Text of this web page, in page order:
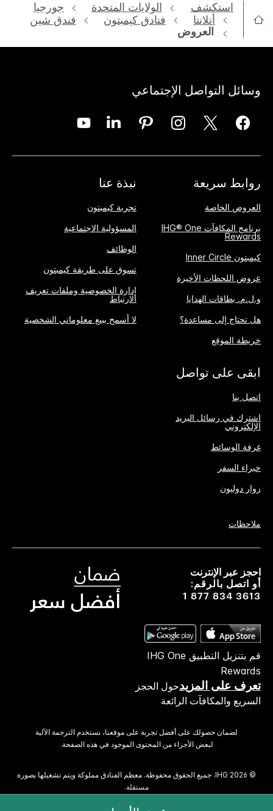
استكشف الولايات المتحدة
جورجيا
أتلانتا
فنادق كيمبتون
فندق شين
العروض
وسائل التواصل الإجتماعي
روابط سريعة
العروض الخاصة
برنامج المكافآت IHG® One
Rewards
كيمبتون Inner Circle
عروض اللحظات الأخيرة
و.ل.م. بطاقات الهدايا
هل تحتاج إلى مساعدة؟
خريطة الموقع
نبذة عنا
تجربة كيمبتون
المسؤولية الاجتماعية
الوظائف
تسوق على طريقة كيمبتون
إدارة الخصوصية وملفات تعريف
الارتباط
لا أسمح ببيع معلوماتي الشخصية
ابقى على تواصل
اتصل بنا
اشترك في رسائل البريد
الإلكتروني
غرفة الوسائط
خبراء السفر
زوار دوليون
ملاحظات
احجز عبر الإنترنت
أو اتصل بالرقم:
1 877 834 3613
قم بتنزيل التطبيق IHG One
Rewards
تعرف على المزيدحول الحجز
السريع والمكافآت الرائعة
لضمان حصولك على أفضل تجربة على موقعنا، نستخدم الترجمة الآلية
لبعض الأجزاء من المحتوى الموجود في هذه الصفحة.
© 2026 IHG. ‫جميع الحقوق محفوظة.‬ معظم الفنادق مملوكة ويتم تشغيلها بصورة
مستقلة.